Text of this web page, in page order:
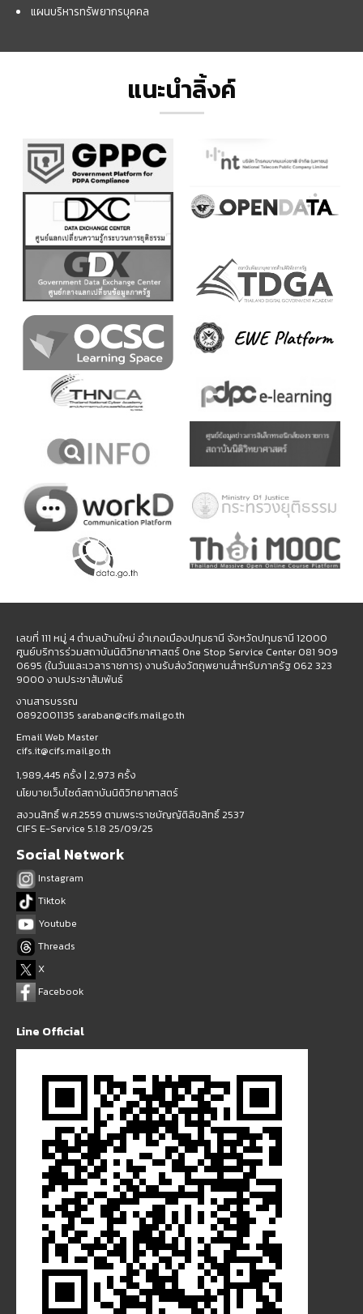
แผนบริหารทรัพยากรบุคคล
แนะนำลิ้งค์
เลขที่ 111 หมู่ 4 ตำบลบ้านใหม่ อำเภอเมืองปทุมธานี จังหวัดปทุมธานี 12000
ศูนย์บริการร่วมสถาบันนิติวิทยาศาสตร์ One Stop Service Center 081 909
0695 (ในวันและเวลาราชการ) งานรับส่งวัตถุพยานสำหรับภาครัฐ 062 323
9000 งานประชาสัมพันธ์
งานสารบรรณ
0892001135 saraban@cifs.mail.go.th
Email Web Master
cifs.it@cifs.mail.go.th
1,989,445 ครั้ง | 2,973 ครั้ง
นโยบายเว็บไซต์สถาบันนิติวิทยาศาสตร์
สงวนสิทธิ์ พ.ศ.2559 ตามพระราชบัญญัติลิขสิทธิ์ 2537
CIFS E-Service 5.1.8 25/09/25
Social Network
Instagram
Tiktok
Youtube
Threads
X
Facebook
Line Official